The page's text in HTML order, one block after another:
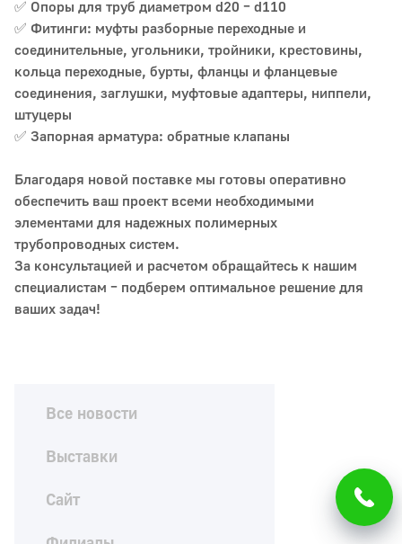
✅ Опоры для труб диаметром d20 – d110
✅ Фитинги: муфты разборные переходные и
соединительные, угольники, тройники, крестовины,
кольца переходные, бурты, фланцы и фланцевые
соединения, заглушки, муфтовые адаптеры, ниппели,
штуцеры
✅ Запорная арматура: обратные клапаны
Благодаря новой поставке мы готовы оперативно
обеспечить ваш проект всеми необходимыми
элементами для надежных полимерных
трубопроводных систем.
За консультацией и расчетом обращайтесь к нашим
специалистам – подберем оптимальное решение для
ваших задач!
Все новости
Выставки
Сайт